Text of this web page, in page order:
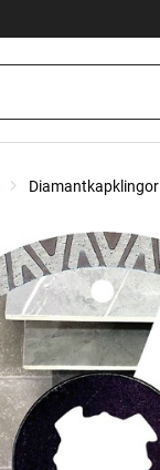
Diamantkapklingor